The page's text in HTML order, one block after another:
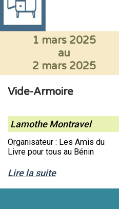
1 mars 2025
au
2 mars 2025
Vide-Armoire
Lamothe Montravel
Organisateur : Les Amis du
Livre pour tous au Bénin
Lire la suite